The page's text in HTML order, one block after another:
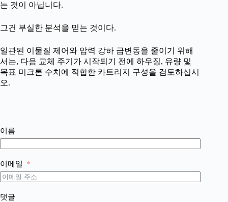
는 것이 아닙니다.
그건 부실한 분석을 믿는 것이다.
일관된 이물질 제어와 압력 강하 급변동을 줄이기 위해
서는, 다음 교체 주기가 시작되기 전에 하우징, 유량 및
목표 미크론 수치에 적합한 카트리지 구성을 검토하십시
오.
이름
이메일
댓글